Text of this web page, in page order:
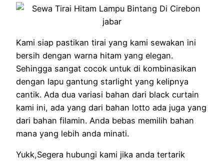
Kami siap pastikan tirai yang kami sewakan ini
bersih dengan warna hitam yang elegan.
Sehingga sangat cocok untuk di kombinasikan
dengan lapu gantung starlight yang kelipnya
cantik. Ada dua variasi bahan dari black curtain
kami ini, ada yang dari bahan lotto ada juga yang
dari bahan filamin. Anda bebas memilih bahan
mana yang lebih anda minati.
Yukk,Segera hubungi kami jika anda tertarik